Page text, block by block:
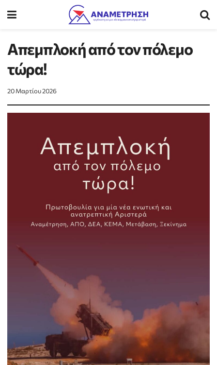
Απεμπλοκή από τον πόλεμο
τώρα!
20 Μαρτίου 2026